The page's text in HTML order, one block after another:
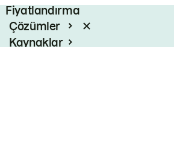
Fiyatlandırma
Çözümler
Kaynaklar